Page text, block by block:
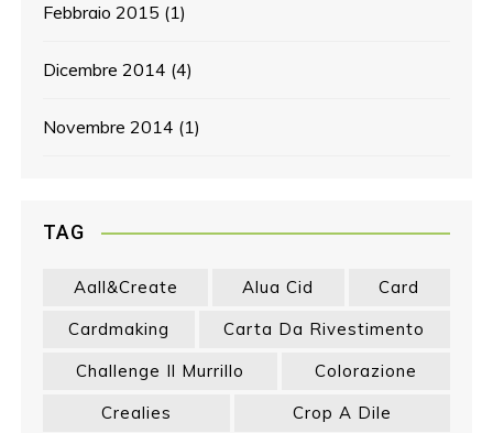
Febbraio 2015 (1)
Dicembre 2014 (4)
Novembre 2014 (1)
TAG
Aall&create Alua Cid
Card
Cardmaking
Carta Da Rivestimento
Challenge Il Murrillo
Colorazione
Crealies
Crop A Dile